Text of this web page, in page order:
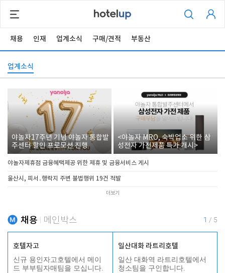
채용 인재 업계소식 구매/견적 부동산
업계소식
야놀자17주년 기념 야놀자 통합발
주센터 할인 프로모션 진행
<야놀자 MRO, 숙박업소 위한 삼
성전자 가전제품 특가 개시>
야놀자제휴점 금융혜택제공 위한 제휴 및 금융서비스 게시
울산시, 피서․행락지 주변 불법행위 19건 적발
더보기
채용 메인박스 1 / 5
호텔자고
신규 용인자고호텔에서 메이
드 부부팀자매팀을 모십니다.
일산대화 라트리호텔
일산 대화역 라트리호텔에서
청소팀을 구인합니다.